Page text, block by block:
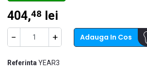
404,48 lei
− + Adauga In Cos
Referinta YEAR3